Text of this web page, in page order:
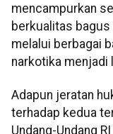
mencampurkan
berkualitas
melalui berbagai
narkotika menjadi
Adapun jeratan
terhadap kedua
Undang-Undang